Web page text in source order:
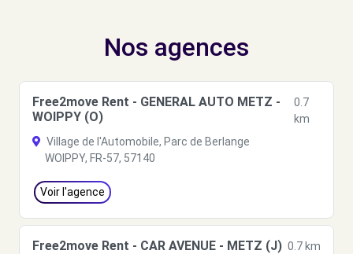
Nos agences
Free2move Rent - GENERAL AUTO METZ -
WOIPPY (O)
0.7
km
Village de l'Automobile, Parc de Berlange
WOIPPY, FR-57, 57140
Voir l'agence
Free2move Rent - CAR AVENUE - METZ (J) 0.7 km